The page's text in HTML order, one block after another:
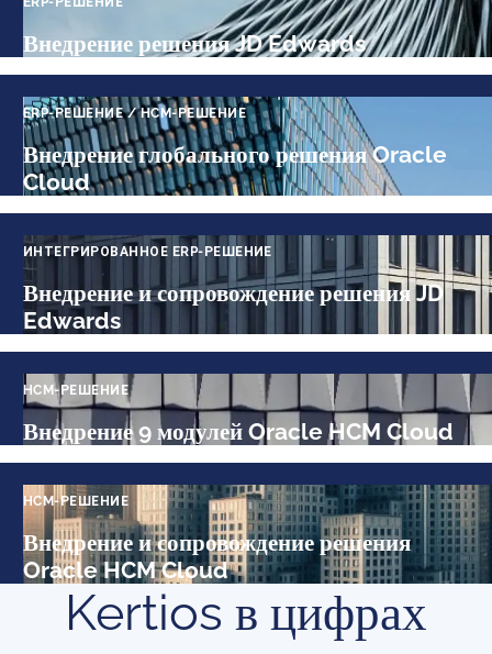
Внедрение решения JD Edwards
ERP-РЕШЕНИЕ / HCM-РЕШЕНИЕ
Внедрение глобального решения Oracle
Cloud
ИНТЕГРИРОВАННОЕ ERP-РЕШЕНИЕ
Внедрение и сопровождение решения JD
Edwards
HCM-РЕШЕНИЕ
Внедрение 9 модулей Oracle HCM Cloud
HCM-РЕШЕНИЕ
Внедрение и сопровождение решения
Oracle HCM Cloud
Kertios в цифрах